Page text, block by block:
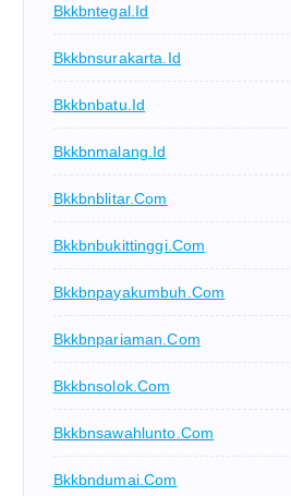
Bkkbntegal.id
Bkkbnsurakarta.id
Bkkbnbatu.id
Bkkbnmalang.id
Bkkbnblitar.com
Bkkbnbukittinggi.com
Bkkbnpayakumbuh.com
Bkkbnpariaman.com
Bkkbnsolok.com
Bkkbnsawahlunto.com
Bkkbndumai.com